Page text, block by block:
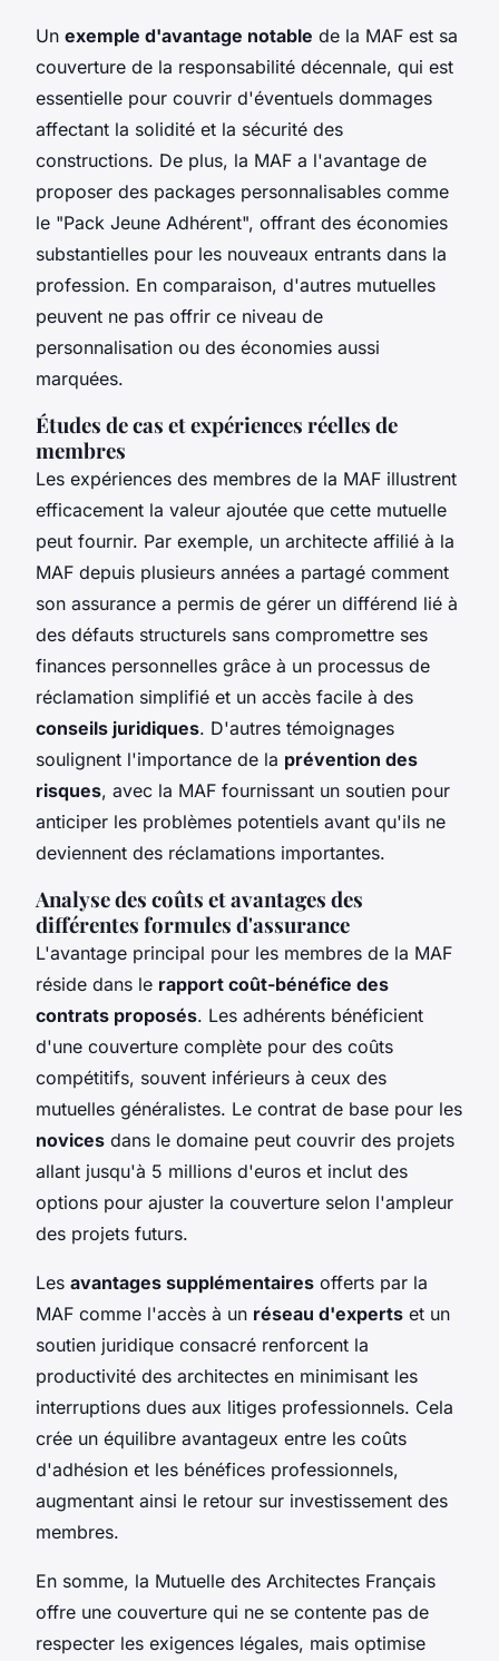
Un exemple d'avantage notable de la MAF est sa
couverture de la responsabilité décennale, qui est
essentielle pour couvrir d'éventuels dommages
affectant la solidité et la sécurité des
constructions. De plus, la MAF a l'avantage de
proposer des packages personnalisables comme
le "Pack Jeune Adhérent", offrant des économies
substantielles pour les nouveaux entrants dans la
profession. En comparaison, d'autres mutuelles
peuvent ne pas offrir ce niveau de
personnalisation ou des économies aussi
marquées.
Études de cas et expériences réelles de
membres
Les expériences des membres de la MAF illustrent
efficacement la valeur ajoutée que cette mutuelle
peut fournir. Par exemple, un architecte affilié à la
MAF depuis plusieurs années a partagé comment
son assurance a permis de gérer un différend lié à
des défauts structurels sans compromettre ses
finances personnelles grâce à un processus de
réclamation simplifié et un accès facile à des
conseils juridiques. D'autres témoignages
soulignent l'importance de la prévention des
risques, avec la MAF fournissant un soutien pour
anticiper les problèmes potentiels avant qu'ils ne
deviennent des réclamations importantes.
Analyse des coûts et avantages des
différentes formules d'assurance
L'avantage principal pour les membres de la MAF
réside dans le rapport coût-bénéfice des
contrats proposés. Les adhérents bénéficient
d'une couverture complète pour des coûts
compétitifs, souvent inférieurs à ceux des
mutuelles généralistes. Le contrat de base pour les
novices dans le domaine peut couvrir des projets
allant jusqu'à 5 millions d'euros et inclut des
options pour ajuster la couverture selon l'ampleur
des projets futurs.
Les avantages supplémentaires offerts par la
MAF comme l'accès à un réseau d'experts et un
soutien juridique consacré renforcent la
productivité des architectes en minimisant les
interruptions dues aux litiges professionnels. Cela
crée un équilibre avantageux entre les coûts
d'adhésion et les bénéfices professionnels,
augmentant ainsi le retour sur investissement des
membres.
En somme, la Mutuelle des Architectes Français
offre une couverture qui ne se contente pas de
respecter les exigences légales, mais optimise